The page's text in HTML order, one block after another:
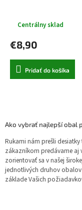
Centrálny sklad
€8,90
Pridať do košíka
Ako vybrať najlepší obal
Rukami nám prešli
zákazníkom predávame aj
zorientovať sa v našej
jednotlivých druhov
základe Vašich